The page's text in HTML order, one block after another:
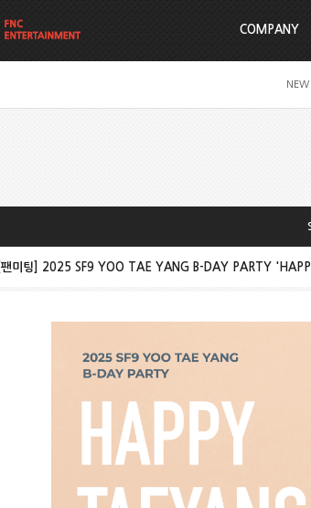
COMPANY
NEW
[팬미팅] 2025 SF9 YOO TAE YANG B-DAY PARTY